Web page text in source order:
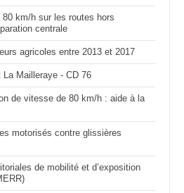
80 km/h sur les routes hors
centrale
agricoles entre 2013 et 2017
La Mailleraye - CD 76
de vitesse de 80 km/h : aide à la
motorisés contre glissières
de mobilité et d’exposition